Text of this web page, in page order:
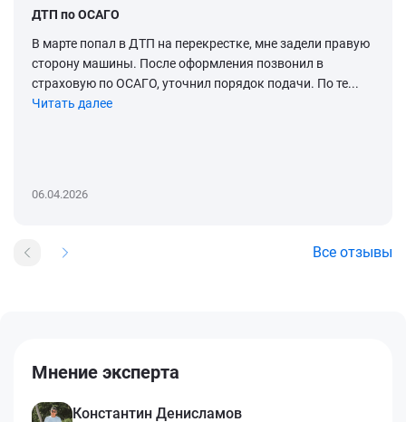
ДТП по ОСАГО
В марте попал в ДТП на перекрестке, мне задели правую
сторону машины. После оформления позвонил в
страховую по ОСАГО, уточнил порядок подачи. По те...
Читать далее
06.04.2026
Все отзывы
Мнение эксперта
Константин Денисламов